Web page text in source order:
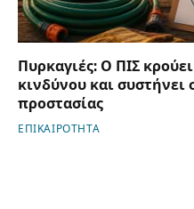
Πυρκαγιές: Ο ΠΙΣ
κινδύνου και συστήνει
προστασίας
ΕΠΙΚΑΙΡΟΤΗΤΑ